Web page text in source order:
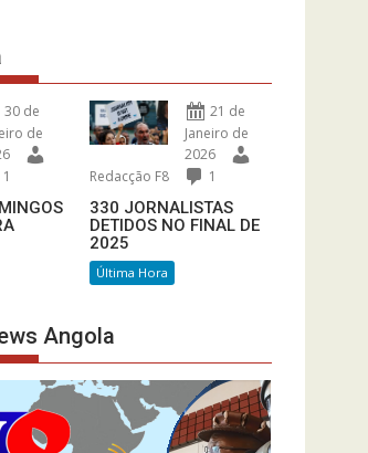
30 de
de
1
21 de
Janeiro de
2026
Redacção F8
1
330 JORNALISTAS
DETIDOS NO FINAL DE
2025
Última Hora
Angola